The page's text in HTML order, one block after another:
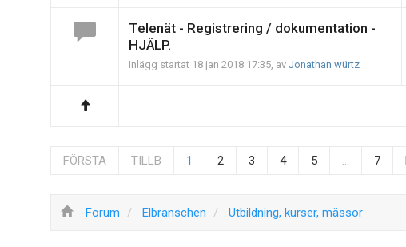
Telenät - Registrering / dokumentation -
HJÄLP.
Inlägg startat 18 jan 2018 17:35, avJonathan würtz
FÖRSTA TILLB 1 2 3 4 5 ... 7
Forum Elbranschen Utbildning, kurser, mässor